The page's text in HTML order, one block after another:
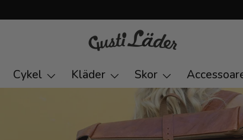
Cykel Kläder Skor